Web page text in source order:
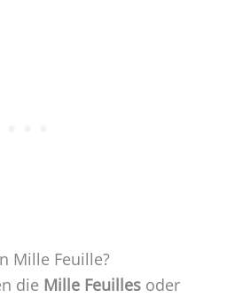
Mille Feuille?
die Mille Feuillesoder